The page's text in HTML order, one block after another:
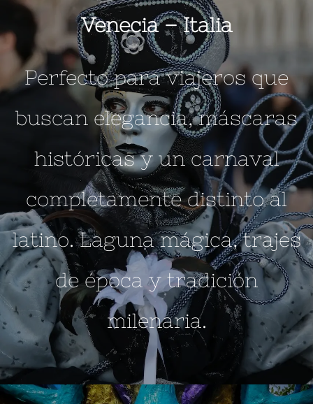
Venecia –Italia
Perfecto para viajeros que
buscan elegancia, máscaras
históricas y un carnaval
completamente distinto al
latino. Laguna mágica, trajes
de época y tradición
milenaria.